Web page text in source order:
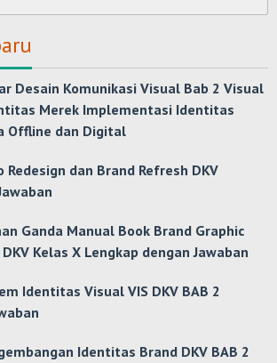
Desain Komunikasi Visual Bab 2 Visual
Merek Implementasi Identitas
Offline dan Digital
dan Brand Refresh DKV
Ganda Manual Book Brand Graphic
Kelas X Lengkap dengan Jawaban
Identitas Visual VIS DKV BAB 2
Identitas Brand DKV BAB 2